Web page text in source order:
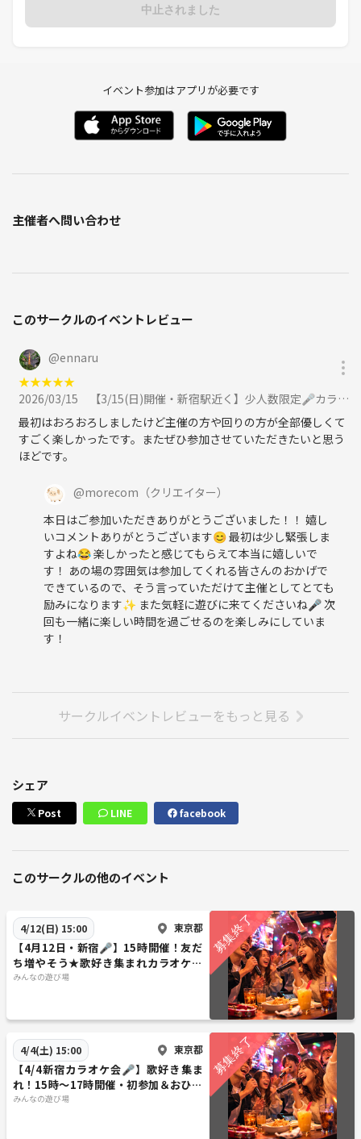
中止されました
イベント参加はアプリが必要です
主催者へ問い合わせ
このサークルのイベントレビュー
@ennaru
★★★★★
2026/03/15
【3/15(日)開催・新宿駅近く】少人数限定🎤カラオケ好きで歌いましょう！に参加
最初はおろおろしましたけど主催の方や回りの方が全部優しくて
すごく楽しかったです。またぜひ参加させていただきたいと思う
ほどです。
@morecom （クリエイター）
本日はご参加いただきありがとうございました！！ 嬉し
いコメントありがとうございます😊 最初は少し緊張しま
すよね😂 楽しかったと感じてもらえて本当に嬉しいで
す！ あの場の雰囲気は参加してくれる皆さんのおかげで
できているので、そう言っていただけて主催としてとても
励みになります✨ また気軽に遊びに来てくださいね🎤 次
回も一緒に楽しい時間を過ごせるのを楽しみにしていま
す！
サークルイベントレビューをもっと見る
シェア
Post LINE facebook
このサークルの他のイベント
4/12(日) 15:00 東京都
【4月12日・新宿🎤】15時開催！友だ
ち増やそう★歌好き集まれカラオケ会
【初参加・一人参加大歓迎】
みんなの遊び場
4/4(土) 15:00 東京都
【4/4新宿カラオケ会🎤】歌好き集ま
れ！15時〜17時開催・初参加＆おひと
り様歓迎のゆるカラ貸切イベント
みんなの遊び場